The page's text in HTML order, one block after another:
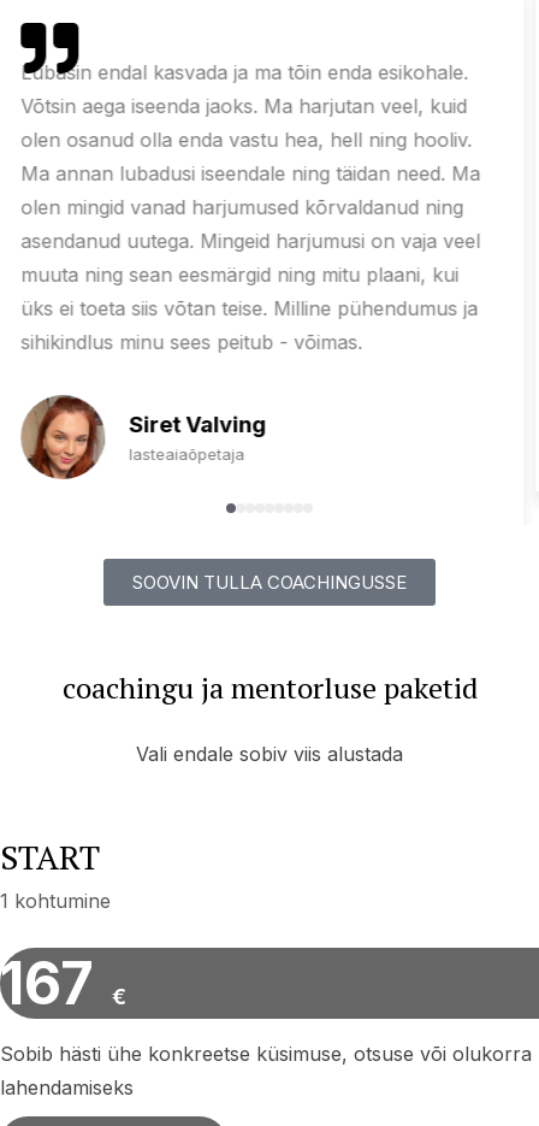
Ennekõike ma hakkasin iseennast valima ning mul
kadus ära huvi kellelegi meeldida ja teha asju vaid
selleks, et teistele sobiks.
Kui ma selle otsuse ära tegin, jäi palju energiat üle
ning ka aega sügavamalt endasse vaadata.
Jaanika
Brändi Jaanika ART looja
SOOVIN TULLA COACHINGUSSE
coachingu ja mentorluse paketid
Vali endale sobiv viis alustada
START
1 kohtumine
167 €
Sobib hästi ühe konkreetse küsimuse, otsuse või olukorra
lahendamiseks